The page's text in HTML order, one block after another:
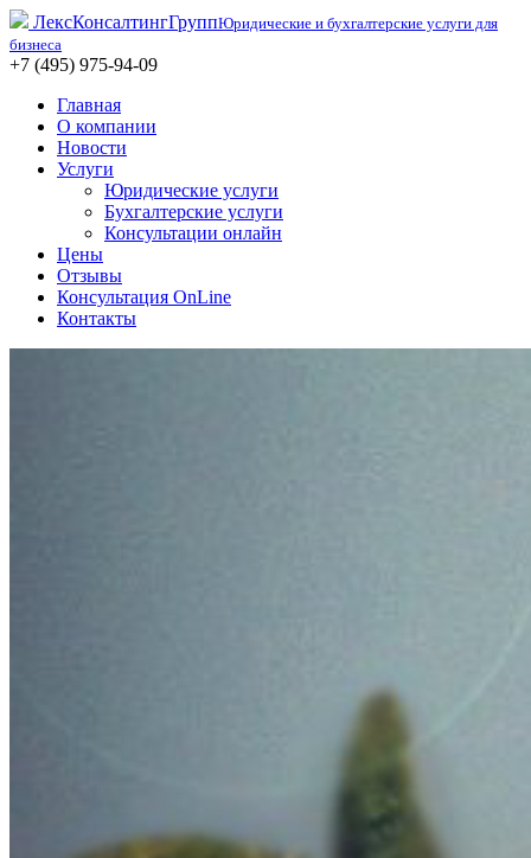
ЛексКонсалтингГруппЮридические и бухгалтерские услуги для
бизнеса
+7 (495) 975-94-09
Главная
О компании
Новости
Услуги
Юридические услуги
Бухгалтерские услуги
Консультации онлайн
Цены
Отзывы
Консультация OnLine
Контакты